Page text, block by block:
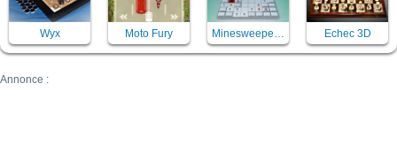
Wyx Moto Fury Minesweeper Mania Echec 3D